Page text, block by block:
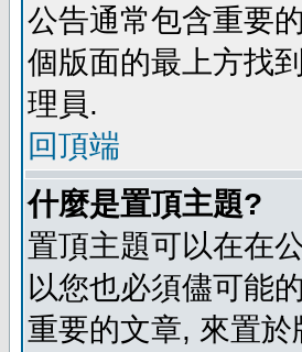
公告通常包含重要
個版面的最上方找
理員.
回頂端
什麼是置頂主題?
置頂主題可以在在
以您也必須儘可能
重要的文章, 來置於